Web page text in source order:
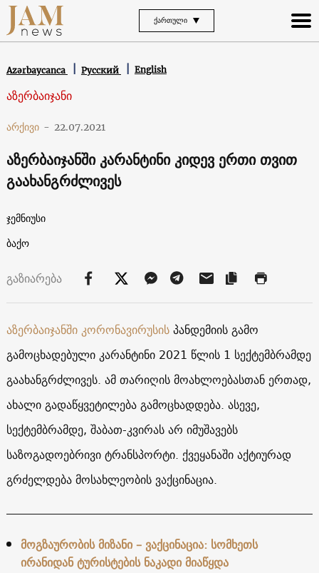
ᲥᲐᲠᲗᲣᲚᲘ
Azərbaycanca Русский English
აზერბაიჯანი
არქივი - 22.07.2021
აზერბაიჯანში კარანტინი კიდევ ერთი თვით
გაახანგრძლივეს
ჯემნიუსი
ბაქო
გაზიარება
აზერბაიჯანშიკორონავირუსისპანდემიის გამო
გამოცხადებული კარანტინი 2021 წლის 1 სექტემბრამდე
გაახანგრძლივეს. ამ თარიღის მოახლოებასთან ერთად,
ახალი გადაწყვეტილება გამოცხადდება. ასევე,
სექტემბრამდე, შაბათ-კვირას არ იმუშავებს
საზოგადოებრივი ტრანსპორტი. ქვეყანაში აქტიურად
გრძელდება მოსახლეობის ვაქცინაცია.
მოგზაურობის მიზანი – ვაქცინაცია: სომხეთს
ირანიდან ტურისტების ნაკადი მიაწყდა